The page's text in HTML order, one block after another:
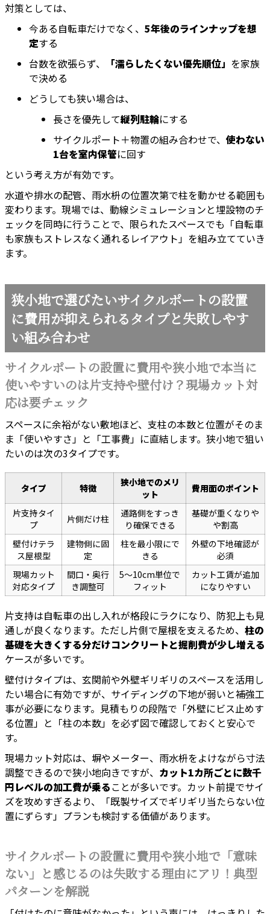
対策としては、
今ある自転車だけでなく、 5年後のラインナップを想
定する
台数を欲張らず、
「濡らしたくない優先順位」 を家族
で決める
どうしても狭い場合は、
長さを優先して縦列駐輪にする
サイクルポート＋物置の組み合わせで、使わない
1台を室内保管に回す
という考え方が有効です。
水道や排水の配管、雨水枡の位置次第で柱を動かせる範囲も
変わります。現場では、動線シミュレーションと埋設物のチ
ェックを同時に行うことで、限られたスペースでも「自転車
も家族もストレスなく通れるレイアウト」を組み立てていき
ます。
狭小地で選びたいサイクルポートの設置
に費用が抑えられるタイプと失敗しやす
い組み合わせ
サイクルポートの設置に費用や狭小地で本当に
使いやすいのは片支持や壁付け？現場カット対
応は要チェック
スペースに余裕がない敷地ほど、支柱の本数と位置がそのま
ま「使いやすさ」と「工事費」に直結します。狭小地で狙い
たいのは次の3タイプです。
タイプ 特徴
狭小地でのメリ
ット
費用面のポイント
片支持タイ
プ
片側だけ柱
通路側をすっき
り確保できる
基礎が重くなりや
や割高
壁付けテラ
ス屋根型
建物側に固
定
柱を最小限にで
きる
外壁の下地確認が
必須
現場カット
対応タイプ
間口・奥行
き調整可
5〜10cm単位で
フィット
カット工賃が追加
になりやすい
片支持は自転車の出し入れが格段にラクになり、防犯上も見
通しが良くなります。ただし片側で屋根を支えるため、 柱の
基礎を大きくする分だけコンクリートと掘削費が少し増える
ケースが多いです。
壁付けタイプは、玄関前や外壁ギリギリのスペースを活用し
たい場合に有効ですが、サイディングの下地が弱いと補強工
事が必要になります。見積もりの段階で「外壁にビス止めす
る位置」と「柱の本数」を必ず図で確認しておくと安心で
す。
現場カット対応は、塀やメーター、雨水枡をよけながら寸法
調整できるので狭小地向きですが、 カット1カ所ごとに数千
円レベルの加工費が乗ることが多いです。カット前提でサイ
ズを攻めすぎるより、「既製サイズでギリギリ当たらない位
置にずらす」プランも検討する価値があります。
サイクルポートの設置に費用や狭小地で「意味
ない」と感じるのは失敗する理由にアリ！典型
パターンを解説